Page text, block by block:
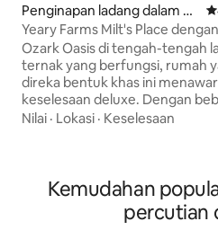
Penginapan ladang dalam St
eelville
Yeary Farms Milt's Place
Persendirian!
Ozark Oasis di tengah-tengah
ternak yang berfungsi, rumah
direka bentuk khas ini
keselesaan deluxe. Dengan
dek, beranda dan
untuk berehat dan mencipta
artis dan penulis untuk
bengkel atau percutian, atau
Nilai · Lokasi · Keselesaan
Kemudahan
percutian